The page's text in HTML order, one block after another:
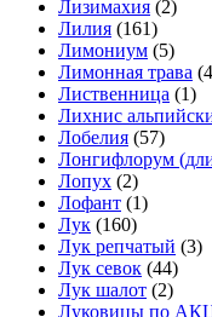
Лизимахия (2)
Лилия (161)
Лимониум (5)
Лимонная трава
Лиственница (1)
Лихнис
Лобелия (57)
Лонгифлорум
Лопух (2)
Лофант (1)
Лук (160)
Лук репчатый (3)
Лук севок (44)
Лук шалот (2)
Луковицы по